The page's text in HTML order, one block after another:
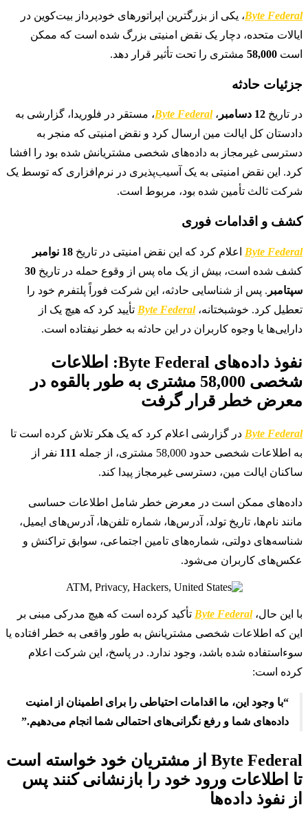
Byte Federal، یکی از بزرگترین اپراتورهای خودپرداز بیت‌کوین در
ایالات متحده، دچار یک نقض امنیتی بزرگ شده است که ممکن
است 58,000 مشتری را تحت تأثیر قرار دهد.
جزئیات حادثه
در تاریخ 12 دسامبر ،Byte Federal، مستقر در فلوریدا، گزارشی به
دادستان کل ایالت مین ارسال کرد و نقض امنیتی که منجر به
دسترسی غیرمجاز به داده‌های شخصی مشتریانش شده بود را افشا
کرد. این نقض امنیتی به یک آسیب‌پذیری در نرم‌افزاری که توسط یک
شرکت ثالث تأمین شده بود، مربوط است.
کشف و اقدامات فوری
Byte Federal اعلام کرد که این نقض امنیتی در تاریخ 18 نوامبر
کشف شده است، بیش از یک ماه پس از وقوع حمله در تاریخ 30
سپتامبر . پس از شناسایی حادثه، این شرکت فوراً پلتفرم خود را
تعطیل کرد. خوشبختانه،Byte Federal تأیید کرد که هیچ یک از
دارایی‌ها یا وجوه کاربران در این حادثه به خطر نیفتاده است.
نفوذ داده‌های Byte Federal: اطلاعات
شخصی 58,000 مشتری به طور بالقوه در
معرض خطر قرار گرفت
Byte Federal در گزارشی اعلام کرد که یک هکر تلاش کرده است تا
به اطلاعات شخصی حدود 58,000 مشتری، از جمله
111 نفر از
ساکنان ایالت مین، دسترسی غیرمجاز پیدا کند.
داده‌های ممکن است در معرض خطر شامل اطلاعات حساسی
مانند نام‌ها، تاریخ تولد، آدرس‌ها، شماره تلفن‌ها، آدرس‌های ایمیل،
شناسه‌های دولتی، شماره‌های تامین اجتماعی، سوابق تراکنش و
عکس‌های کاربران می‌شود.
با این حال،Byte Federal تأکید کرده است که هیچ مدرکی مبنی بر
این که اطلاعات شخصی مشتریانش به طور واقعی به خطر افتاده یا
سوءاستفاده شده باشد، وجود ندارد. در پاسخ، این شرکت اعلام
کرده است:
“با وجود این، ما اقدامات احتیاطی را برای اطمینان از امنیت
داده‌های شما و رفع نگرانی‌های احتمالی شما انجام می‌دهیم.”
Byte Federal از مشتریان خود خواسته است
تا اطلاعات ورود خود را بازنشانی کنند پس
از نفوذ داده‌ها